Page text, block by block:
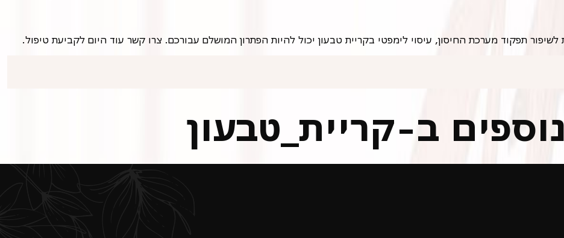
תפקוד מערכת החיסון, עיסוי לימפטי בקריית טבעון יכול להיות הפתרון המושלם עבורכם. צרו קשר עוד היום לקביעת טיפול.
ב-קריית_טבעון